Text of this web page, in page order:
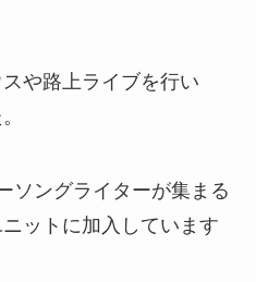
や路上ライブを行い
ソングライターが集まる
ットに加入しています